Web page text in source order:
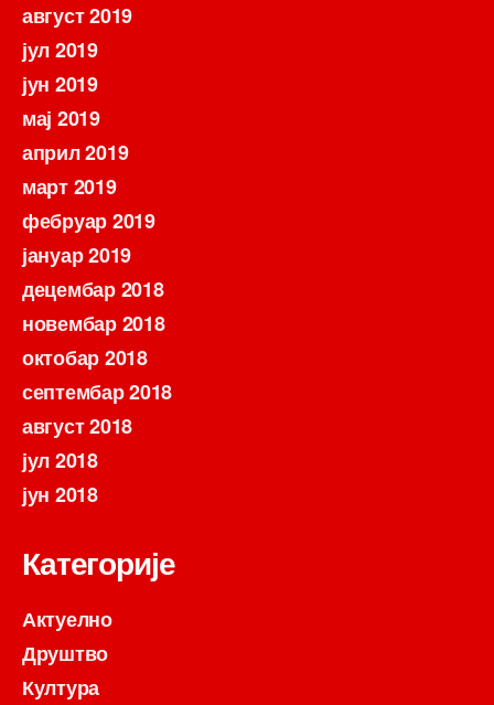
август 2019
јул 2019
јун 2019
мај 2019
април 2019
март 2019
фебруар 2019
јануар 2019
децембар 2018
новембар 2018
октобар 2018
септембар 2018
август 2018
јул 2018
јун 2018
Категорије
Актуелно
Друштво
Култура